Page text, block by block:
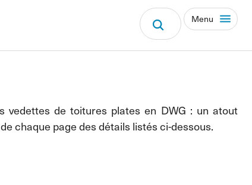
Menu
vedettes de toitures plates en DWG : un atout
chaque page des détails listés ci-dessous.